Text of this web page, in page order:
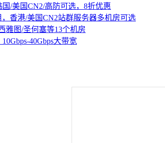
/美国CN2/高防可选，8折优惠
香港/美国CN2站群服务器多机房可选
雅图/圣何塞等13个机房
40Gbps大带宽